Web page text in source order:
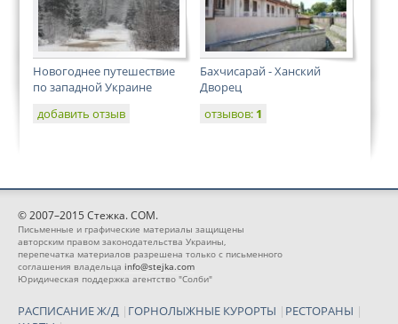
Новогоднее путешествие
по западной Украине
добавить отзыв
Бахчисарай - Ханский
Дворец
отзывов: 1
© 2007–2015 Стежка. COM.
Письменные и графические материалы защищены
авторским правом законодательства Украины,
перепечатка материалов разрешена только с письменного
соглашения владельца info@stejka.com
Юридическая поддержка агентство "Солби"
РАСПИСАНИЕ Ж/Д | ГОРНОЛЫЖНЫЕ КУРОРТЫ | РЕСТОРАНЫ |